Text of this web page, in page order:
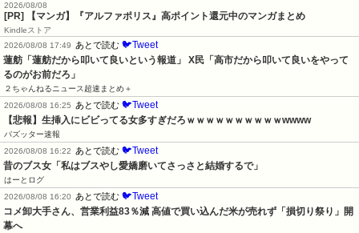
2026/08/08
[PR] 【マンガ】『アルファポリス』高ポイント還元中のマンガまとめ
Kindleストア
2026/08/08 17:49
あとで読む 🐦Tweet
蓮舫「蓮舫だから叩いて良いという報道」 X民「高市だから叩いて良いをやって
るのがお前だろ」
２ちゃんねるニュース超速まとめ＋
2026/08/08 16:25
あとで読む 🐦Tweet
【悲報】生挿入にビビってる女多すぎだろｗｗｗｗｗｗｗｗｗｗwwww
バズッター速報
2026/08/08 16:22
あとで読む 🐦Tweet
昔のブス女「私はブスやし愛嬌磨いてさっさと結婚するで」
はーとログ
2026/08/08 16:20
あとで読む 🐦Tweet
コメ卸大手さん、営業利益83％減 高値で買い込んだ米が売れず「損切り祭り」開
幕へ